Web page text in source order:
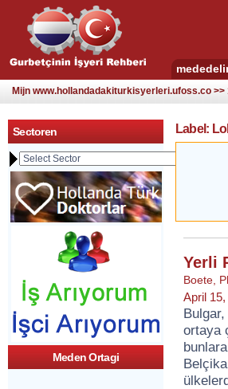
Mijn www.hollandadakiturkisyerleri.ufoss.co
Sectoren
Meden Ortagi
Label:
Yerli
Boete
April
ortaya